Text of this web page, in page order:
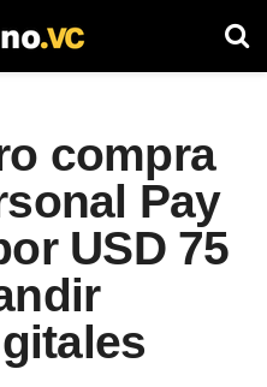
compra
Pay
USD 75